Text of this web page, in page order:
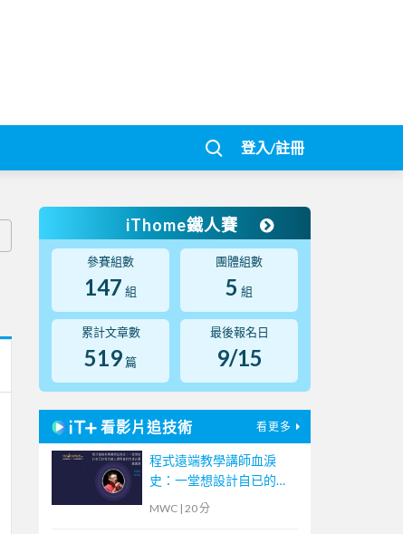
登入/註冊
iThome鐵人賽
參賽組數
147 組
團體組數
5 組
累計文章數
519 篇
最後報名日
9/15
看影片追技術 看更多
程式遠端教學講師血淚
史：一堂想設計自已的程
式線上課程者的先修必要
MWC | 20 分